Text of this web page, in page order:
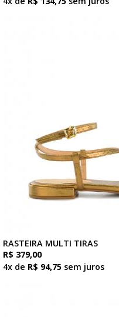
RASTEIRA MULTI TIRAS
R$ 379,00
4x de R$ 94,75 sem juros